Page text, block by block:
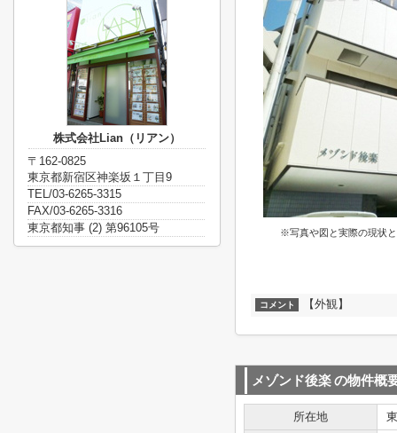
※写真や図と実際の現状
コメント 【外観】
メゾンド後楽の物件概
所在地
株式会社Lian（リアン）
〒162-0825
東京都新宿区神楽坂１丁目9
TEL/03-6265-3315
FAX/03-6265-3316
東京都知事 (2) 第96105号